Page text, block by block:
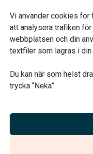
Vi använder cookies
att analysera trafiken
webbplatsen och din
textfiler som lagras i
Du kan när som helst
trycka “Neka”.
Ring eller mejla oss för att
Vårt systerbolag Verahill
Vi är auktoriserade av
har högt ställda krav